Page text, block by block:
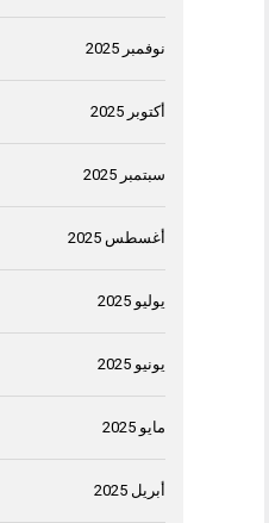
نوفمبر 2025
أكتوبر 2025
سبتمبر 2025
أغسطس 2025
يوليو 2025
يونيو 2025
مايو 2025
أبريل 2025